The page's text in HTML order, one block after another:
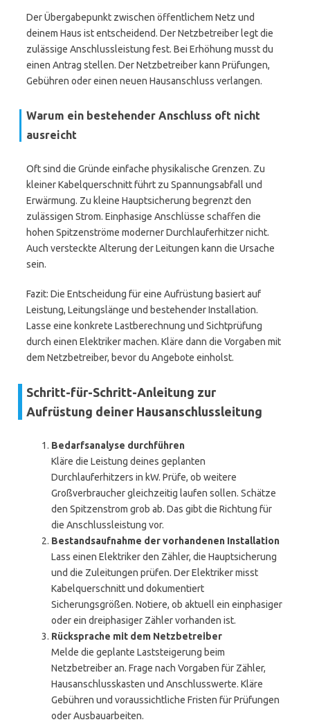
Der Übergabepunkt zwischen öffentlichem Netz und
deinem Haus ist entscheidend. Der Netzbetreiber legt die
zulässige Anschlussleistung fest. Bei Erhöhung musst du
einen Antrag stellen. Der Netzbetreiber kann Prüfungen,
Gebühren oder einen neuen Hausanschluss verlangen.
Warum ein bestehender Anschluss oft nicht
ausreicht
Oft sind die Gründe einfache physikalische Grenzen. Zu
kleiner Kabelquerschnitt führt zu Spannungsabfall und
Erwärmung. Zu kleine Hauptsicherung begrenzt den
zulässigen Strom. Einphasige Anschlüsse schaffen die
hohen Spitzenströme moderner Durchlauferhitzer nicht.
Auch versteckte Alterung der Leitungen kann die Ursache
sein.
Fazit: Die Entscheidung für eine Aufrüstung basiert auf
Leistung, Leitungslänge und bestehender Installation.
Lasse eine konkrete Lastberechnung und Sichtprüfung
durch einen Elektriker machen. Kläre dann die Vorgaben mit
dem Netzbetreiber, bevor du Angebote einholst.
Schritt-für-Schritt-Anleitung zur
Aufrüstung deiner Hausanschlussleitung
Bedarfsanalyse durchführen
Kläre die Leistung deines geplanten
Durchlauferhitzers in kW. Prüfe, ob weitere
Großverbraucher gleichzeitig laufen sollen. Schätze
den Spitzenstrom grob ab. Das gibt die Richtung für
die Anschlussleistung vor.
Bestandsaufnahme der vorhandenen Installation
Lass einen Elektriker den Zähler, die Hauptsicherung
und die Zuleitungen prüfen. Der Elektriker misst
Kabelquerschnitt und dokumentiert
Sicherungsgrößen. Notiere, ob aktuell ein einphasiger
oder ein dreiphasiger Zähler vorhanden ist.
Rücksprache mit dem Netzbetreiber
Melde die geplante Laststeigerung beim
Netzbetreiber an. Frage nach Vorgaben für Zähler,
Hausanschlusskasten und Anschlusswerte. Kläre
Gebühren und voraussichtliche Fristen für Prüfungen
oder Ausbauarbeiten.